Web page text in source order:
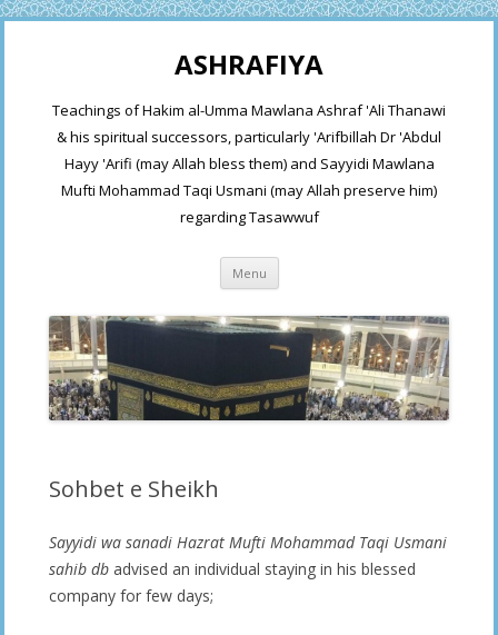
ASHRAFIYA
Teachings of Hakim al-Umma Mawlana Ashraf 'Ali Thanawi
& his spiritual successors, particularly 'Arifbillah Dr 'Abdul
Hayy 'Arifi (may Allah bless them) and Sayyidi Mawlana
Mufti Mohammad Taqi Usmani (may Allah preserve him)
regarding Tasawwuf
Menu Skip
content
Sohbet e Sheikh
Sayyidi wa sanadi Hazrat Mufti Mohammad Taqi Usmani
sahib db advised an individual staying in his blessed
company for few days;